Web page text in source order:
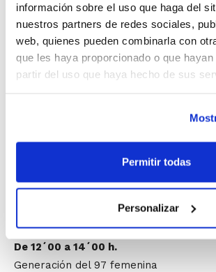
información sobre el uso que haga del
nuestros partners de redes sociales,
web, quienes pueden combinarla con
que les haya proporcionado o que hayan
partir del uso que haya hecho de sus
Permitir todas
Personalizar
llegar a la entidad la convocatoria del
siendoimprescindiblerecibir esta
que el jugador/a pueda finalmente
jornada técnica.
la asistencia de un jugador/a a las
de Benidorm de acuerdo a los
De 10´00 a 12´00 h.
Generación del 99 femenina
De 12´00 a 14´00 h.
Generación del 97 femenina